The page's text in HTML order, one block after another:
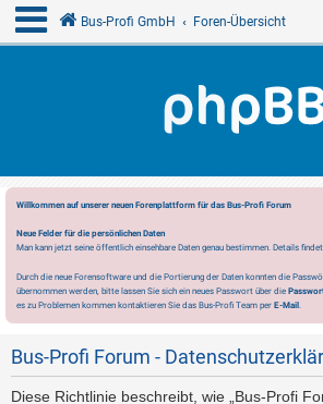
Bus-Profi GmbH Foren-Übersicht
Willkommen auf unserer neuen Forenplattform für das Bus-Profi Forum
Neue Felder für die persönlichen Daten
Man kann jetzt seine öffentlich einsehbare Daten genau bestimmen. Details
Durch die neue Forensoftware und die Portierung der Daten konnten die
übernommen werden, bitte lassen Sie sich ein neues Passwort über die
es zu Problemen kommen kontaktieren Sie das Bus-Profi Team per E-Mail.
Bus-Profi Forum -
Diese Richtlinie beschreibt, wie „Bus-Profi